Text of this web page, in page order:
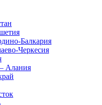
Балкария
Черкесия
Алания